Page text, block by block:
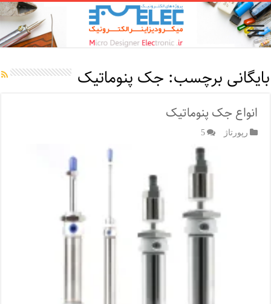
بایگانی برچسب: جک پنوماتیک
انواع جک پنوماتیک
رپورتاژ‌ 5